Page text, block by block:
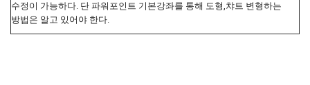
수정이 가능하다. 단 파워포인트 기본강좌를 통해 도형,챠트 변형하는
방법은 알고 있어야 한다.